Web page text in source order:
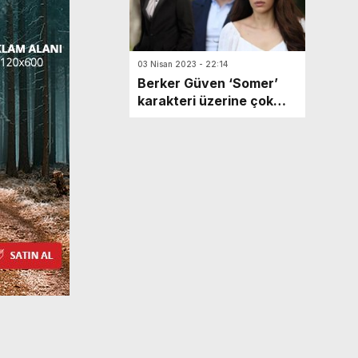
03 Nisan 2023 - 22:14
Berker Güven ‘Somer’
karakteri üzerine çok